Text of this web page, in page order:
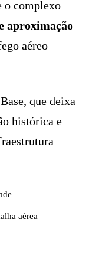
o complexo
aproximação
aéreo
que deixa
histórica e
aérea